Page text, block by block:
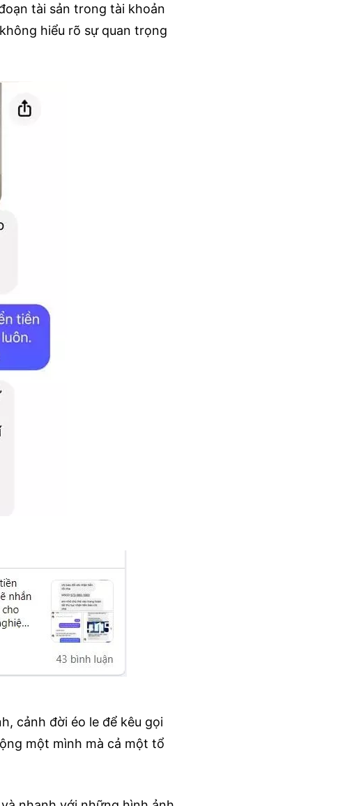
tài sản trong tài khoản
hiểu rõ sự quan trọng
cảnh đời éo le để kêu gọi
một mình mà cả một tổ